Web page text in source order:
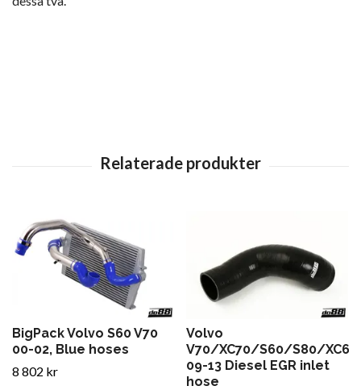
BigPack Volvo S60 V70
00-02, Blue hoses
8 802 kr
Volvo
V70/XC70/S60/S80/
09-13 Diesel EGR inlet
hose